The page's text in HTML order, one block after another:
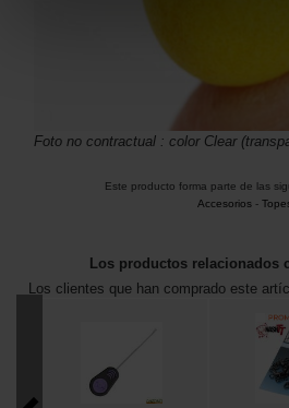
Foto no contractual : color Clear
Este producto forma parte de las
Accesorios-
Los productos relacionados
Los clientes que han comprado este